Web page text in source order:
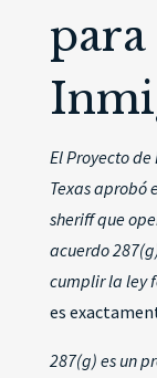
El Proyecto
Texas aprobó
sheriff que
acuerdo
cumplir la ley
es
287(g) es un